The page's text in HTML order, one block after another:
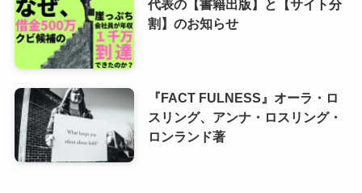
代表の【書籍出版】と【サイト分
割】のお知らせ
『FACT FULNESS』オーラ・ロ
スリング、アンナ・ロスリング・
ロンランド著